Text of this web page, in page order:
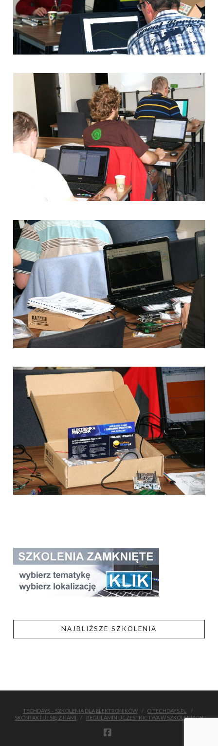
NAJBLIŻSZE SZKOLENIA
TECHDAYS – SZKOLENIA DLA ELEKTRONIKÓW
O TECHDAYS.PL
SKONTAKTUJ SIĘ Z NAMI
REGULAMIN UCZESTNICTWA W SZKOLENIACH